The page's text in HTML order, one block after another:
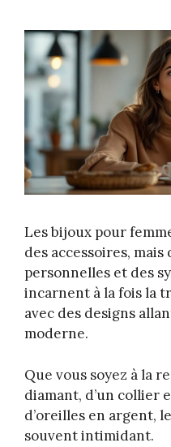
Les bijoux pour
des accessoires, mais
personnelles et des
incarnent à la fois la
avec des designs
moderne.
Que vous soyez à la
diamant, d’un collier
d’oreilles en argent,
souvent intimidant.